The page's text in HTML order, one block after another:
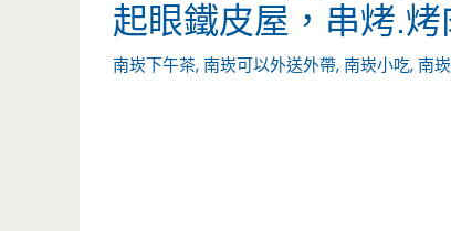
起眼鐵皮屋，串烤.烤
南崁下午茶,南崁可以外送外帶,南崁小吃,南